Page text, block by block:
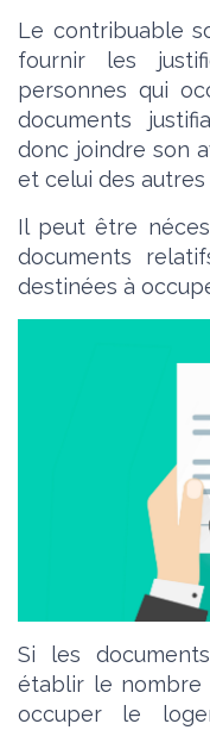
Le contribuable
fournir les
personnes qui
documents
donc joindre son
et celui des
Il peut être
documents
destinées à
Si les
établir le nombre
occuper le